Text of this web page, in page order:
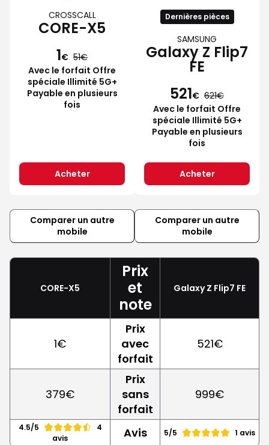
CROSSCALL
CORE-X5
1€ 51
Avec le forfait Offre
spéciale Illimité 5G+
Payable en plusieurs
fois
Acheter
Dernières pièces
SAMSUNG
Galaxy Z Flip7
FE
521€ 621
Avec le forfait Offre
spéciale Illimité 5G+
Payable en plusieurs
fois
Acheter
Comparer un autre
mobile
Comparer un autre
mobile
CORE-X5
Prix
et
note
Galaxy Z Flip7 FE
1€
Prix
avec
forfait
521€
379€
Prix
sans
forfait
999€
4.5/5
4
avis
Avis 5/5 1 avis